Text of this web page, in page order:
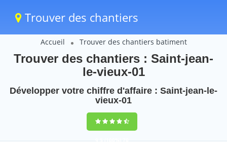
Trouver des chantiers
Accueil Trouver des chantiers batiment
Trouver des chantiers : Saint-jean-
le-vieux-01
Développer votre chiffre d'affaire : Saint-jean-le-
vieux-01
9,5(100%)70